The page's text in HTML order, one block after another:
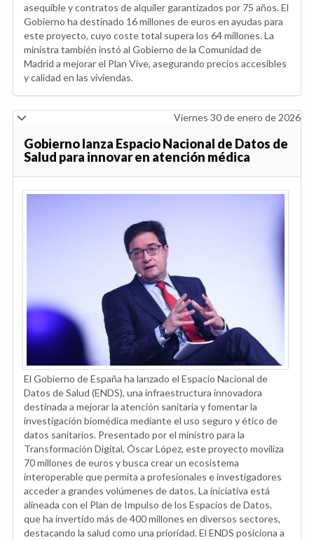
asequible y contratos de alquiler garantizados por 75 años. El
Gobierno ha destinado 16 millones de euros en ayudas para
este proyecto, cuyo coste total supera los 64 millones. La
ministra también instó al Gobierno de la Comunidad de
Madrid a mejorar el Plan Vive, asegurando precios accesibles
y calidad en las viviendas.
Viernes 30 de enero de 2026
Gobierno lanza Espacio Nacional de Datos de
Salud para innovar en atención médica
El Gobierno de España ha lanzado el Espacio Nacional de
Datos de Salud (ENDS), una infraestructura innovadora
destinada a mejorar la atención sanitaria y fomentar la
investigación biomédica mediante el uso seguro y ético de
datos sanitarios. Presentado por el ministro para la
Transformación Digital, Óscar López, este proyecto moviliza
70 millones de euros y busca crear un ecosistema
interoperable que permita a profesionales e investigadores
acceder a grandes volúmenes de datos. La iniciativa está
alineada con el Plan de Impulso de los Espacios de Datos,
que ha invertido más de 400 millones en diversos sectores,
destacando la salud como una prioridad. El ENDS posiciona a